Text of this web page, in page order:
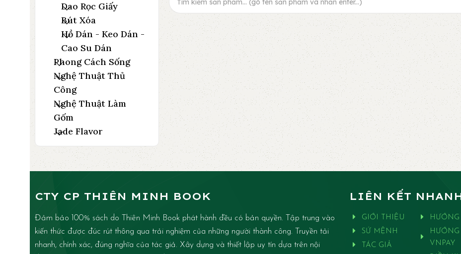
Dao Rọc Giấy
Bút Xóa
Hồ Dán - Keo Dán -
Cao Su Dán
Phong Cách Sống
Nghệ Thuật Thủ
Công
Nghệ Thuật Làm
Gốm
Jade Flavor
CTY CP THIÊN MINH BOOK
Đảm bảo 100% sách do Thiên Minh Book phát hành đều có bản quyền. Tập trung vào
kiến thức được đúc rút thông qua trải nghiệm của những người thành công. Truyền tải
nhanh, chính xác, đúng nghĩa của tác giả. Xây dựng và thiết lập uy tín dựa trên nội
LIÊN KẾT
GIỚI THIỆU
SỨ MỆNH
TÁC GIẢ
VNPAY